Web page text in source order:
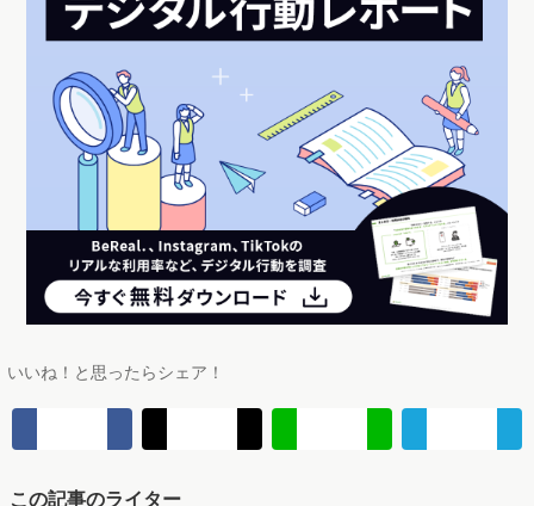
いいね！と思ったらシェア！
この記事のライター